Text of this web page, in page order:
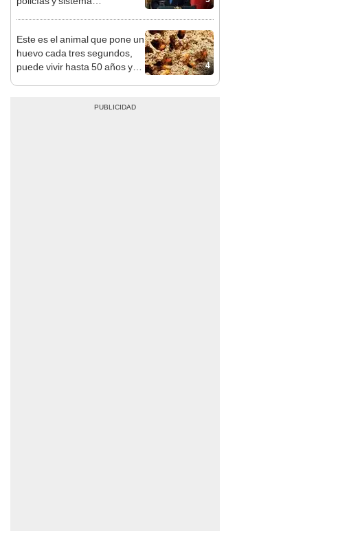
4
Este es el animal que pone un
huevo cada tres segundos,
puede vivir hasta 50 años y